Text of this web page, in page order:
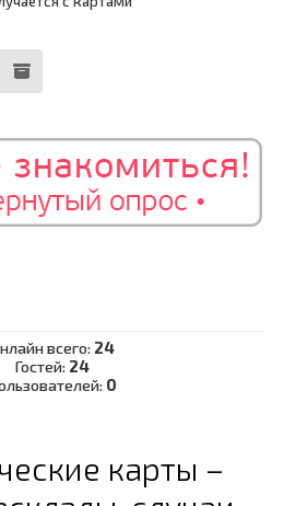
всего: 24
Гостей: 24
0
карты –